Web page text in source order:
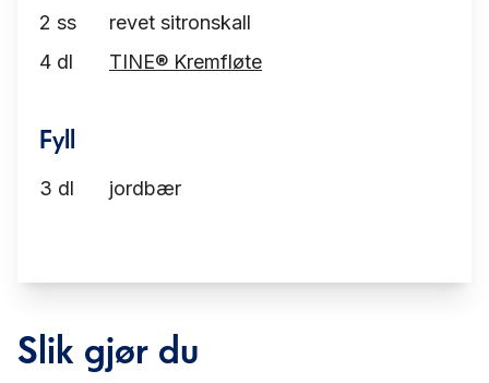
2 ss
revet sitronskall
4 dl TINE® Kremfløte
Fyll
3 dl jordbær
Slik gjør du